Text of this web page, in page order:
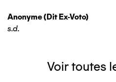
Anonyme (dit Ex-Voto)
s.d.
Voir toutes